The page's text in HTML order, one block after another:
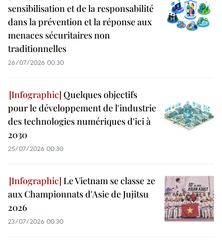
sensibilisation et de la responsabilité
dans la prévention et la réponse aux
menaces sécuritaires non
traditionnelles
26/07/2026 00:30
Quelques objectifs
pour le développement de l'industrie
des technologies numériques d'ici à
2030
25/07/2026 00:30
Le Vietnam se classe 2e
aux Championnats d'Asie de Jujitsu
2026
23/07/2026 00:30